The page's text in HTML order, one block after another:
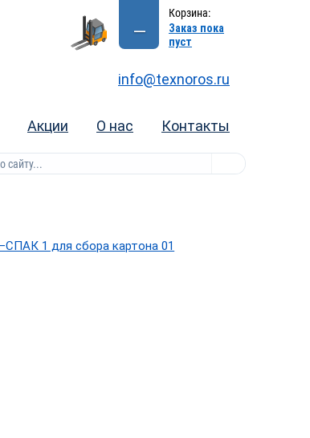
—
Корзина:
Заказ пока
пуст
info@texnoros.ru
Акции О нас Контакты